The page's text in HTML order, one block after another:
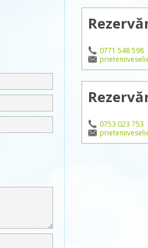
0771 548 598
0753 023 753